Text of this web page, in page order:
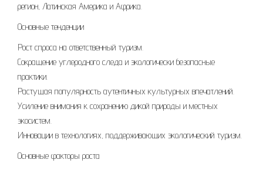
регион, Латинская Америка и Африка.
Основные тенденции
Рост спроса на ответственный туризм.
Сокращение углеродного следа и экологически безопасные
практики.
Растущая популярность аутентичных культурных впечатлений.
Усиление внимания к сохранению дикой природы и местных
экосистем.
Инновации в технологиях, поддерживающих экологический туризм.
Основные факторы роста